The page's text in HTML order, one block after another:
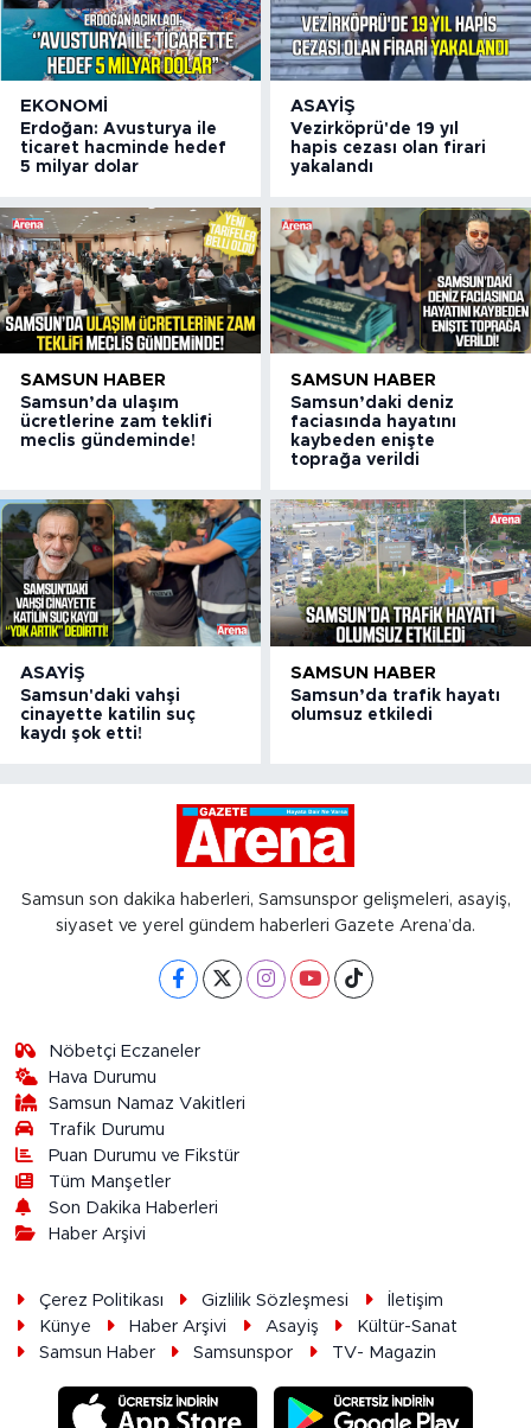
EKONOMI
Erdoğan: Avusturya ile
ticaret hacminde hedef
5 milyar dolar
ASAYIŞ
Vezirköprü'de 19 yıl
hapis cezası olan firari
yakalandı
SAMSUN HABER
Samsun’da ulaşım
ücretlerine zam teklifi
meclis gündeminde!
SAMSUN HABER
Samsun’daki deniz
faciasında hayatını
kaybeden enişte
toprağa verildi
ASAYIŞ
Samsun'daki vahşi
cinayette katilin suç
kaydı şok etti!
SAMSUN HABER
Samsun’da trafik hayatı
olumsuz etkiledi
Samsun son dakika haberleri, Samsunspor gelişmeleri, asayiş,
siyaset ve yerel gündem haberleri Gazete Arena’da.
Nöbetçi Eczaneler
Hava Durumu
Samsun Namaz Vakitleri
Trafik Durumu
Puan Durumu ve Fikstür
Tüm Manşetler
Son Dakika Haberleri
Haber Arşivi
Çerez Politikası Gizlilik Sözleşmesi
İletişim
Künye
Haber Arşivi Asayiş
Kültür-Sanat
Samsun Haber
Samsunspor TV- Magazin